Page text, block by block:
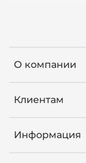
О компании
Клиентам
Информация